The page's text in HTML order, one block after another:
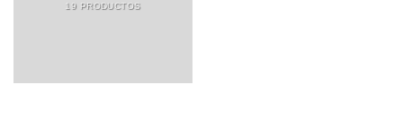
19 PRODUCTOS